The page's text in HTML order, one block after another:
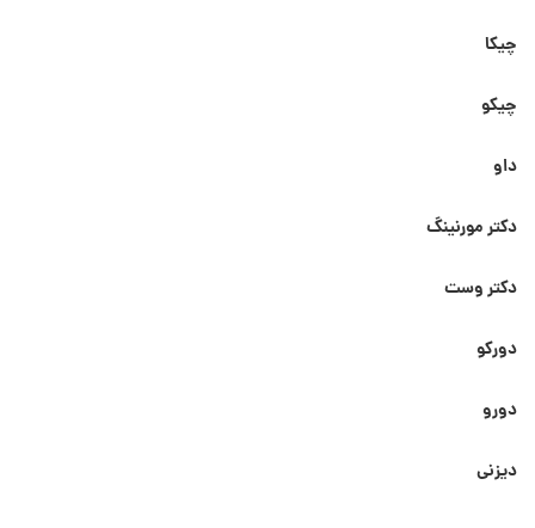
چیکا
چیکو
داو
دکتر مورنینگ
دکتر وست
دورکو
دورو
دیزنی